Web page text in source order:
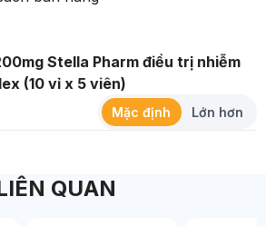
Stella Pharm điều trị nhiễm
(10 vỉ x 5 viên)
Mặc định Lớn hơn
QUAN